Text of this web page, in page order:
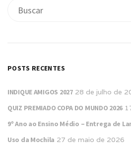
POSTS RECENTES
INDIQUE AMIGOS 2027 28 de julho de
QUIZ PREMIADO COPA DO MUNDO 2026
9º Ano ao Ensino Médio – Entrega de
Uso da Mochila 27 de maio de 2026